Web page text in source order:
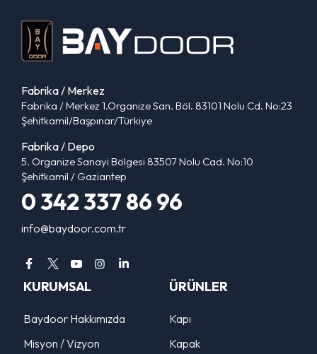
Fabrika / Merkez
Fabrika / Merkez 1.Organize San. Böl. 83101 Nolu Cd. No:23
Şehitkamil/Başpınar/Türkiye
Fabrika / Depo
5. Organize Sanayi Bölgesi 83507 Nolu Cad. No:10
Şehitkamil / Gaziantep
0 342 337 86 96
info@baydoor.com.tr
KURUMSAL
Baydoor Hakkımızda
Misyon / Vizyon
ÜRÜNLER
Kapı
Kapak